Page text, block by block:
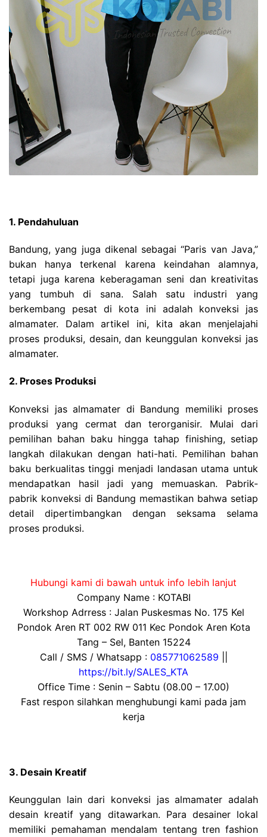
1. Pendahuluan
Bandung, yang juga dikenal sebagai “Paris van Java,”
bukan hanya terkenal karena keindahan alamnya,
tetapi juga karena keberagaman seni dan kreativitas
yang tumbuh di sana. Salah satu industri yang
berkembang pesat di kota ini adalah konveksi jas
almamater. Dalam artikel ini, kita akan menjelajahi
proses produksi, desain, dan keunggulan konveksi jas
almamater.
2. Proses Produksi
Konveksi jas almamater di Bandung memiliki proses
produksi yang cermat dan terorganisir. Mulai dari
pemilihan bahan baku hingga tahap finishing, setiap
langkah dilakukan dengan hati-hati. Pemilihan bahan
baku berkualitas tinggi menjadi landasan utama untuk
mendapatkan hasil jadi yang memuaskan. Pabrik-
pabrik konveksi di Bandung memastikan bahwa setiap
detail dipertimbangkan dengan seksama selama
proses produksi.
Hubungi kami di bawah untuk info lebih lanjut
Company Name : KOTABI
Workshop Adrress : Jalan Puskesmas No. 175 Kel
Pondok Aren RT 002 RW 011 Kec Pondok Aren Kota
Tang – Sel, Banten 15224
Call / SMS / Whatsapp : 085771062589
https://bit.ly/SALES_KTA
Office Time : Senin – Sabtu (08.00 – 17.00)
Fast respon silahkan menghubungi kami pada jam
kerja
3. Desain Kreatif
Keunggulan lain dari konveksi jas almamater adalah
desain kreatif yang ditawarkan. Para desainer lokal
memiliki pemahaman mendalam tentang tren fashion